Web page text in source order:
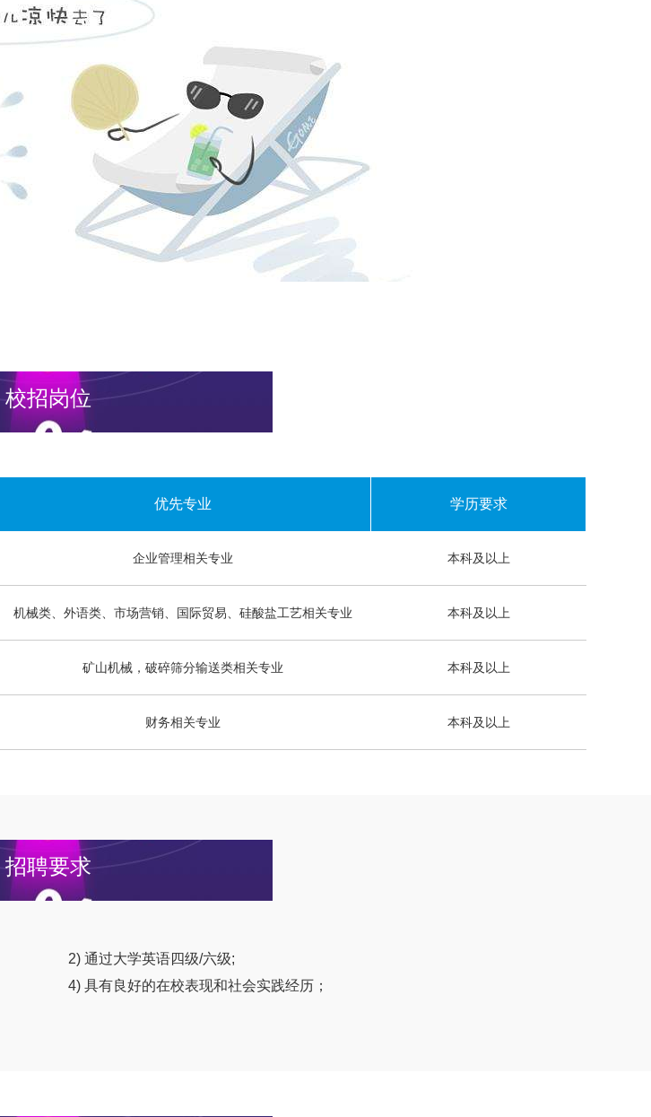
校招岗位
优先专业 学历要求
企业管理相关专业 本科及以上
机械类、外语类、市场营销、国际贸易、硅酸盐工艺相关专业 本科及以上
矿山机械，破碎筛分输送类相关专业 本科及以上
财务相关专业 本科及以上
招聘要求
2) 通过大学英语四级/六级;
4) 具有良好的在校表现和社会实践经历；